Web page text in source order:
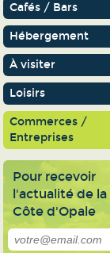
Cafés / Bars
Hébergement
À visiter
Loisirs
Commerces /
Entreprises
Pour recevoir
l'actualité de la
Côte d'Opale